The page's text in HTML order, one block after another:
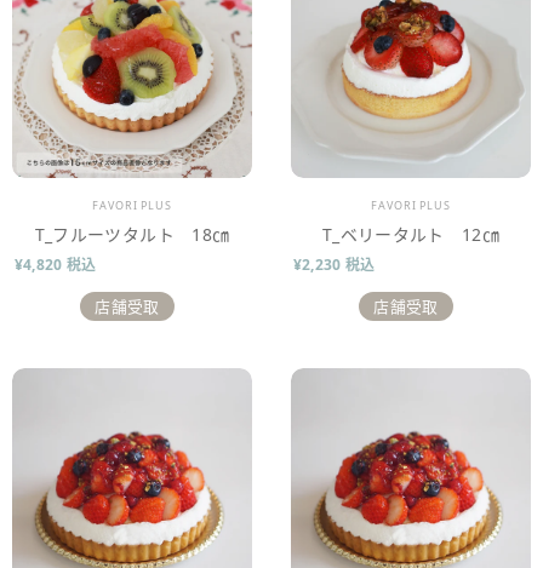
販売業者
FAVORI PLUS
T_フルーツタルト 18㎝
¥4,820 税込
店舗受取
販売業者
FAVORI PLUS
T_ベリータルト 12㎝
¥2,230 税込
店舗受取